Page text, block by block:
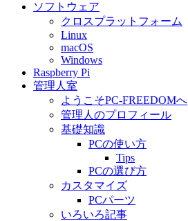
ソフトウェア
クロスプラットフォーム
Linux
macOS
Windows
Raspberry Pi
管理人室
ようこそPC-FREEDOMへ
管理人のプロフィール
基礎知識
PCの使い方
Tips
PCの選び方
カスタマイズ
PCパーツ
いろいろ記事